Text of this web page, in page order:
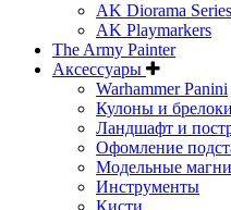
AK Diorama Series
AK Playmarkers
The Army Painter
Аксессуары
Warhammer Panini
Кулоны и брелоки
Ландшафт и
Офомление
Модельные
Инструменты
Кисти